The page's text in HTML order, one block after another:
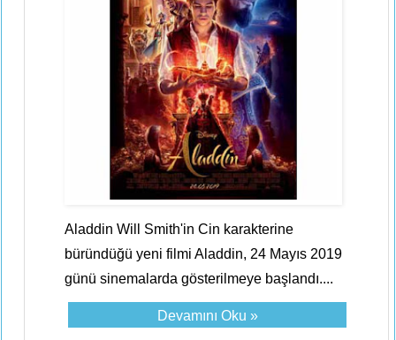
Aladdin Will Smith'in Cin karakterine
büründüğü yeni filmi Aladdin, 24 Mayıs 2019
günü sinemalarda gösterilmeye başlandı....
Devamını Oku »